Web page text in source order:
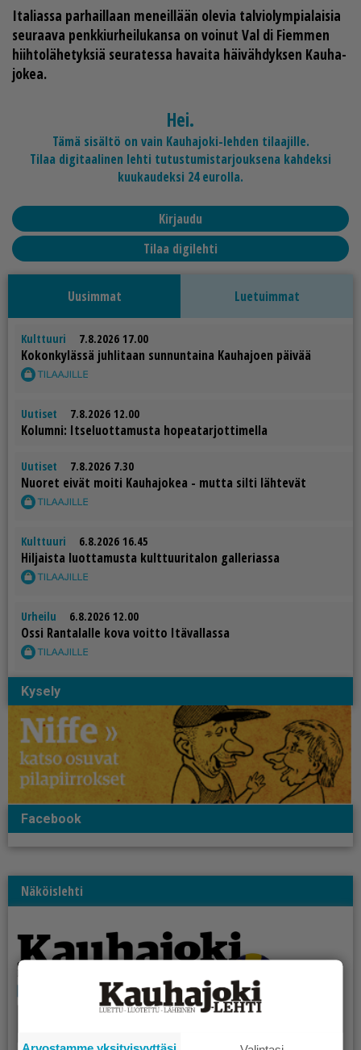
Ita­li­as­sa par­hail­laan me­neil­lään ole­via tal­vi­o­lym­pi­a­lai­sia
seu­raa­va penk­kiur­hei­lu­kan­sa on voi­nut Val di Fiem­men
hiih­to­lä­he­tyk­siä seu­ra­tes­sa ha­vai­ta häi­väh­dyk­sen Kau­ha­
jo­kea.
Hei.
Tämä sisältö on vain Kauhajoki-lehden tilaajille.
Tilaa digitaalinen lehti tutustumistarjouksena kahdeksi
kuukaudeksi 24 eurolla.
Kirjaudu
Tilaa digilehti
Uusimmat Luetuimmat
Kulttuuri 7.8.2026 17.00
Ko­kon­ky­läs­sä juh­li­taan sun­nun­tai­na Kau­ha­jo­en päi­vää
Uutiset 7.8.2026 12.00
Ko­lum­ni: It­se­luot­ta­mus­ta ho­pe­a­tar­jot­ti­mel­la
Uutiset 7.8.2026 7.30
Nuo­ret ei­vät moi­ti Kau­ha­jo­kea - mut­ta sil­ti läh­te­vät
Kulttuuri 6.8.2026 16.45
Hil­jais­ta luot­ta­mus­ta kult­tuu­ri­ta­lon gal­le­ri­as­sa
Urheilu 6.8.2026 12.00
Os­si Ran­ta­lal­le kova voit­to Itä­val­las­sa
Kysely
Facebook
Näköislehti
Arvostamme yksityisyyttäsi